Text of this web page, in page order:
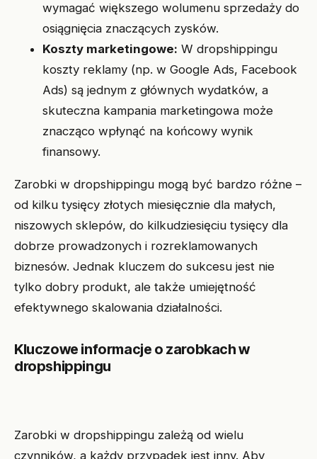
wymagać większego wolumenu sprzedaży do
osiągnięcia znaczących zysków.
Koszty marketingowe: W dropshippingu
koszty reklamy (np. w Google Ads, Facebook
Ads) są jednym z głównych wydatków, a
skuteczna kampania marketingowa może
znacząco wpłynąć na końcowy wynik
finansowy.
Zarobki w dropshippingu mogą być bardzo różne –
od kilku tysięcy złotych miesięcznie dla małych,
niszowych sklepów, do kilkudziesięciu tysięcy dla
dobrze prowadzonych i rozreklamowanych
biznesów. Jednak kluczem do sukcesu jest nie
tylko dobry produkt, ale także umiejętność
efektywnego skalowania działalności.
Kluczowe informacje o zarobkach w
dropshippingu
Zarobki w dropshippingu zależą od wielu
czynników, a każdy przypadek jest inny. Aby